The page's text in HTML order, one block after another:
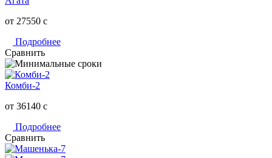
от 27550 c
Подробнее
Сравнить
Комби-2
от 36140 c
Подробнее
Сравнить